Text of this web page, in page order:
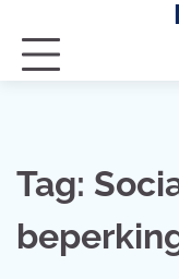
content
Tag: